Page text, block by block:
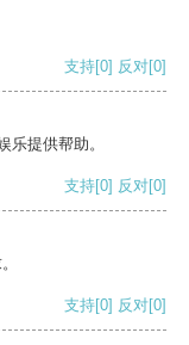
支持[0] 反对[0]
乐提供帮助。
支持[0] 反对[0]
支持[0] 反对[0]